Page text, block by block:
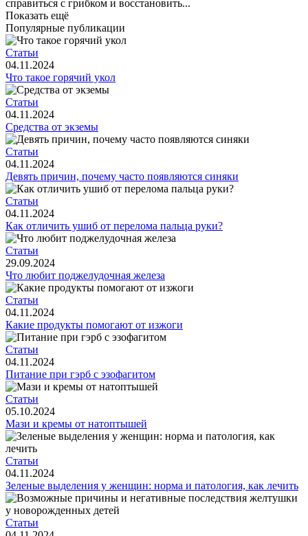
О нас
Услуги
Акции
Отзывы
Статьи
справиться с грибком и восстановить...
Показать ещё
Популярные публикации
Статьи
04.11.2024
Что такое горячий укол
Статьи
04.11.2024
Средства от экземы
Статьи
04.11.2024
Девять причин, почему часто появляются синяки
Статьи
04.11.2024
Как отличить ушиб от перелома пальца руки?
Статьи
29.09.2024
Что любит поджелудочная железа
Статьи
04.11.2024
Какие продукты помогают от изжоги
Статьи
04.11.2024
Питание при гэрб с эзофагитом
Статьи
05.10.2024
Мази и кремы от натоптышей
Статьи
04.11.2024
Зеленые выделения у женщин: норма и патология, как лечить
Статьи